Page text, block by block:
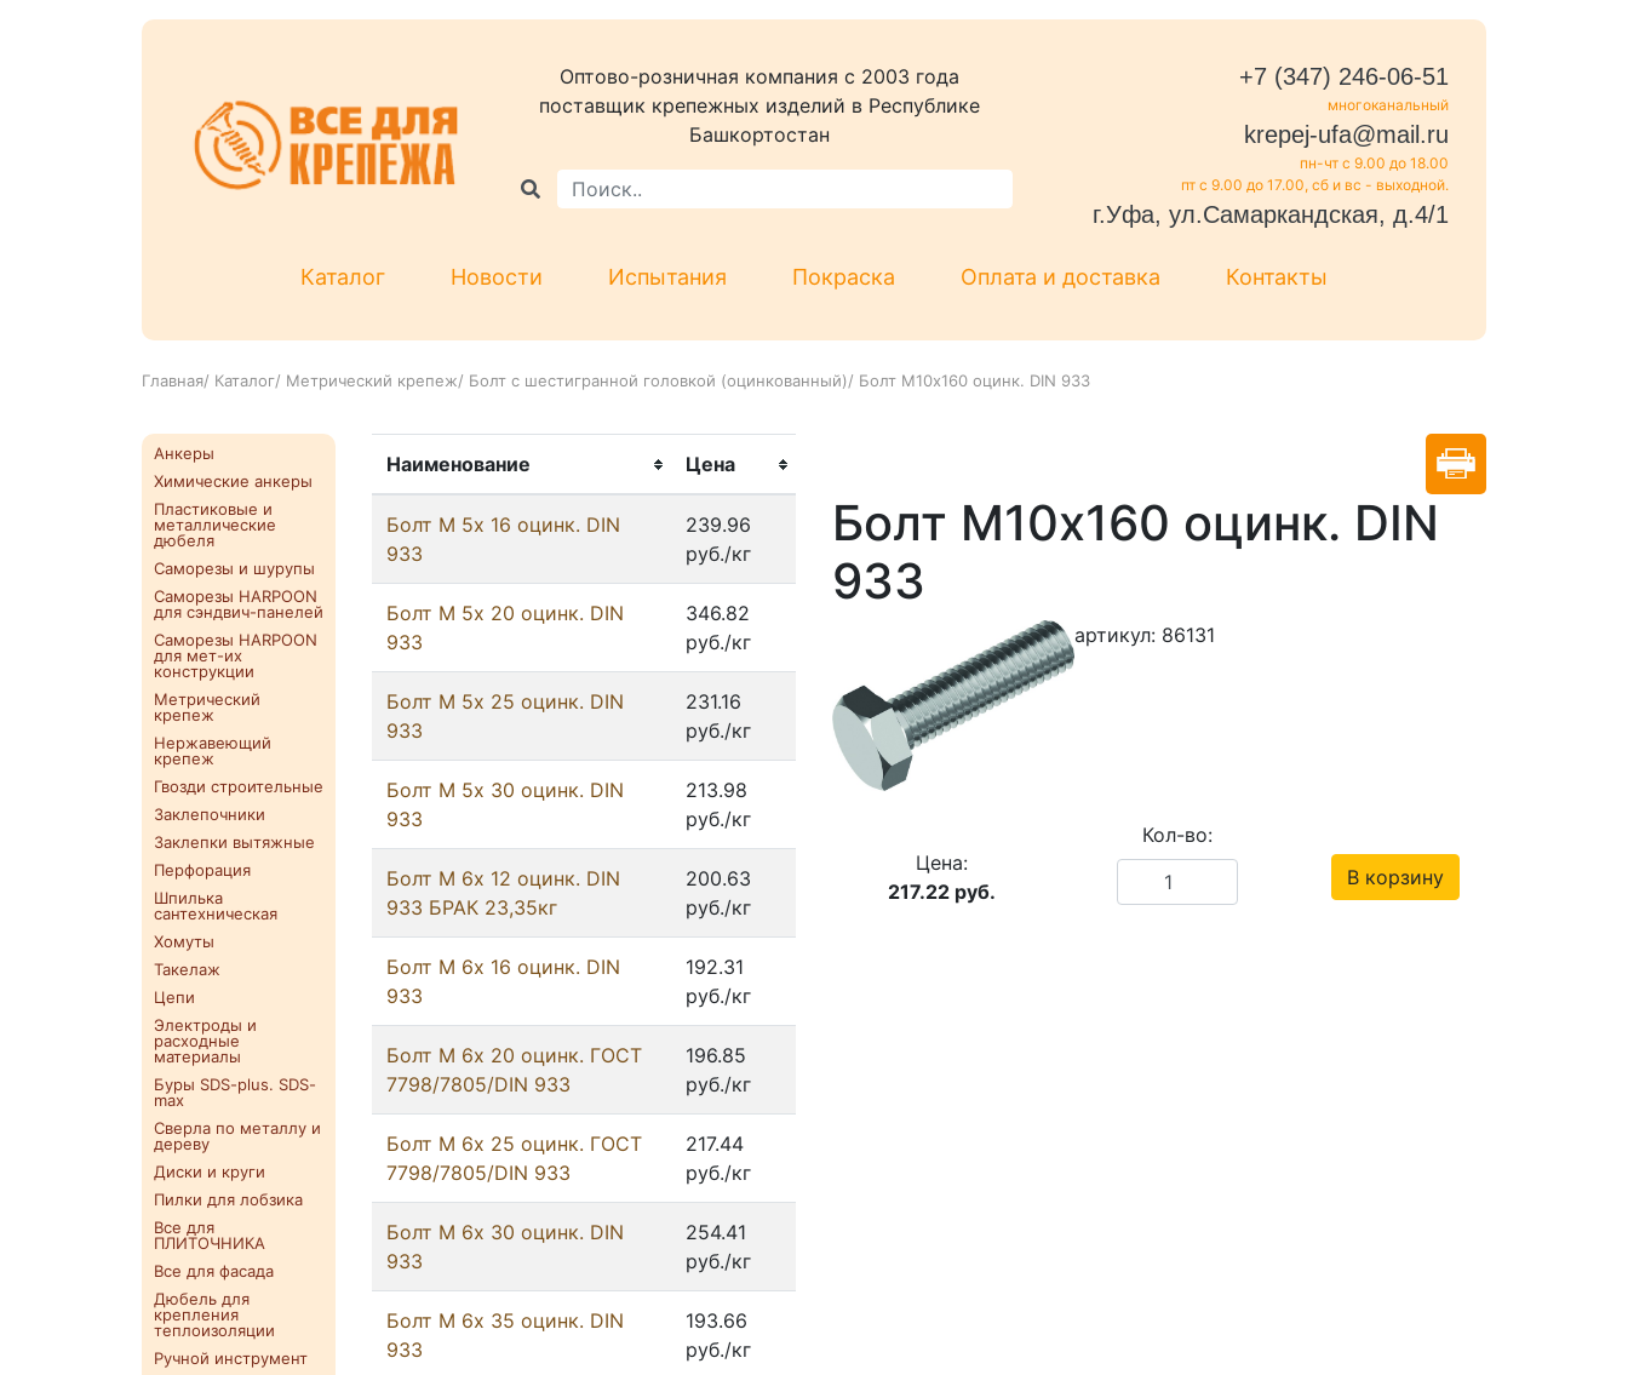
Оптово-розничная компания c 2003 года
поставщик крепежных изделий в Республике
Башкортостан
+7 (347) 246-06-51
многоканальный
krepej-ufa@mail.ru
пн-чт с 9.00 до 18.00
пт с 9.00 до 17.00, сб и вс - выходной.
г.Уфа, ул.Самаркандская, д.4/1
Каталог Новости Испытания Покраска Оплата и доставка Контакты
Главная/ Каталог/ Метрический крепеж/ Болт с шестигранной головкой (оцинкованный)/ Болт М10х160 оцинк. DIN 933
Анкеры
Химические анкеры
Пластиковые и
металлические
дюбеля
Саморезы и шурупы
Саморезы HARPOON
для сэндвич-панелей
Саморезы HARPOON
для мет-их
конструкции
Метрический
крепеж
Нержавеющий
крепеж
Гвозди строительные
Заклепочники
Заклепки вытяжные
Перфорация
Шпилька
сантехническая
Хомуты
Такелаж
Цепи
Электроды и
расходные
материалы
Буры SDS-plus. SDS-
max
Сверла по металлу и
дереву
Диски и круги
Пилки для лобзика
Все для
ПЛИТОЧНИКА
Все для фасада
Дюбель для
крепления
теплоизоляции
Ручной инструмент
Наименование Цена
Болт М 5х 16 оцинк. DIN
933
239.96
руб./кг
Болт М 5х 20 оцинк. DIN
933
346.82
руб./кг
Болт М 5х 25 оцинк. DIN
933
231.16
руб./кг
Болт М 5х 30 оцинк. DIN
933
213.98
руб./кг
Болт М 6х 12 оцинк. DIN
933 БРАК 23,35кг
200.63
руб./кг
Болт М 6х 16 оцинк. DIN
933
192.31
руб./кг
Болт М 6х 20 оцинк. ГОСТ
7798/7805/DIN 933
196.85
руб./кг
Болт М 6х 25 оцинк. ГОСТ
7798/7805/DIN 933
217.44
руб./кг
Болт М 6х 30 оцинк. DIN
933
254.41
руб./кг
Болт М 6х 35 оцинк. DIN
933
193.66
руб./кг
Болт М10х160 оцинк. DIN
933
артикул: 86131
Цена:
217.22 руб.
Кол-во:
В корзину